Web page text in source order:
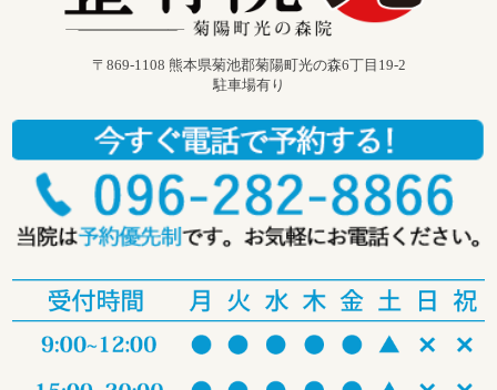
〒869-1108 熊本県菊池郡菊陽町光の森6丁目19-2
駐車場有り